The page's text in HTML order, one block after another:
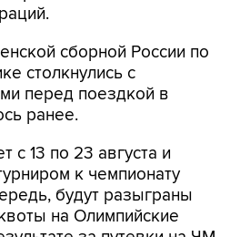
сборной России по
перед поездкой в
ранее.
13 по 23 августа и
будут разыграны
на Олимпийские
за путевки на ЧМ
вынуждена бороться